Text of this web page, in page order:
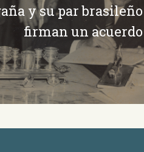
y su par brasileño
firman un acuerdo